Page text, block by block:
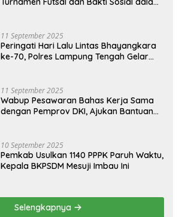
11 September 2025
Peringati Hari Lalu Lintas Bhayangkara
ke-70, Polres Lampung Tengah Gelar
11 September 2025
Wabup Pesawaran Bahas Kerja Sama
dengan Pemprov DKI, Ajukan Bantuan
10 September 2025
Pemkab Usulkan 1140 PPPK Paruh Waktu,
Kepala BKPSDM Mesuji Imbau Ini
Selengkapnya